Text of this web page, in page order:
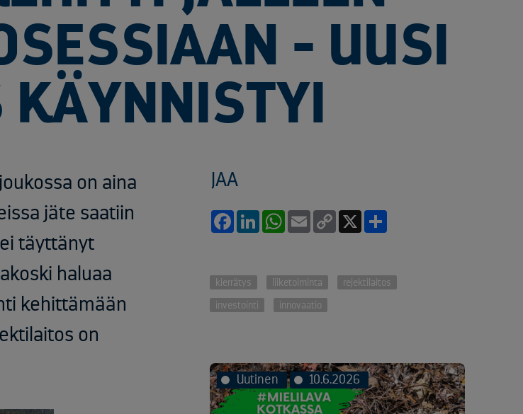
- UUSI
KÄYNNISTYI
on aina
jäte saatiin
täyttänyt
haluaa
kehittämään
on
JAA
FacebookLinkedInWhatsApp
Email
Copy
kierrätys liiketoiminta rejektilaitos
investointi innovaatio
Uutinen 10.6.2026